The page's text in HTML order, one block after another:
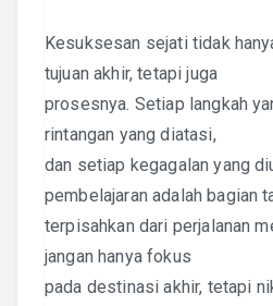
Kesuksesan sejati tidak
tujuan akhir, tetapi juga
prosesnya. Setiap langkah
rintangan yang diatasi,
dan setiap kegagalan yang
pembelajaran adalah bagian
terpisahkan dari perjalanan
jangan hanya fokus
pada destinasi akhir, tetapi